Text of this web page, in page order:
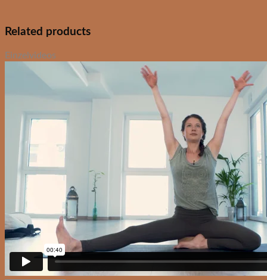
Related products
Einzelvideos